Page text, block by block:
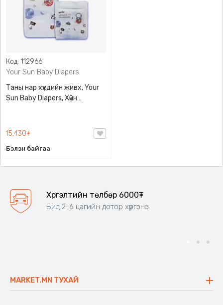
Код: 112966
Your Sun Baby Diapers
Таны нар хүүхдийн живх, Your
Sun Baby Diapers, Хүйн
15,430₮
Бэлэн байгаа
Хүргэлтийн төлбөр 6000₮
Бид 2-6 цагийн дотор хүргэнэ
MARKET.MN ТУХАЙ